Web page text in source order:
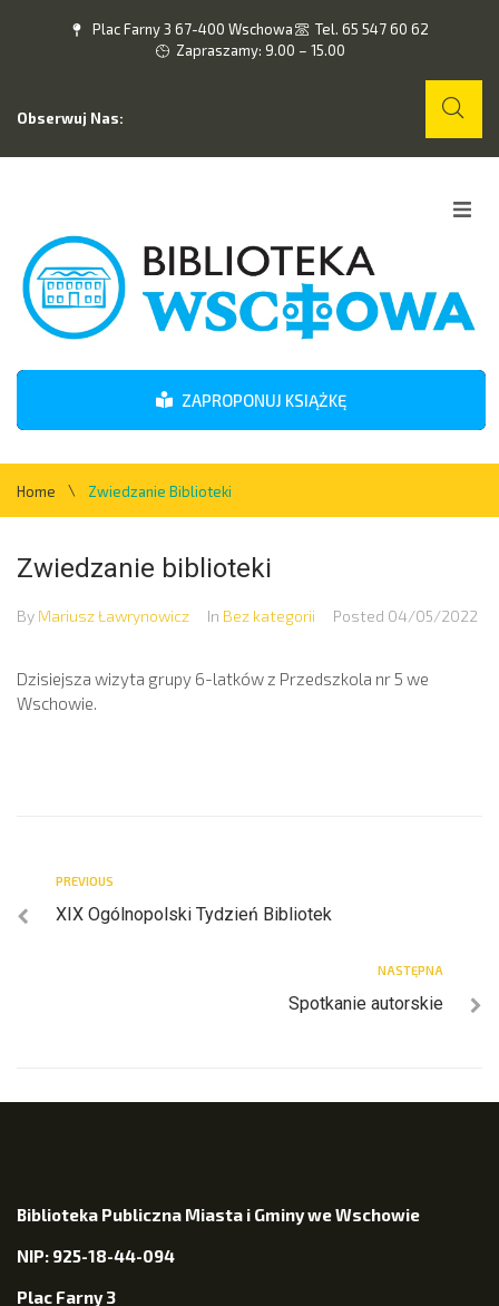
Plac Farny 3 67-400 Wschowa
Tel. 65 547 60 62
Zapraszamy: 9.00 – 15.00
Obserwuj Nas:
O nas
Wydarzenia
Kontakt
ZAPROPONUJ KSIĄŻKĘ
Home \ Zwiedzanie Biblioteki
Zwiedzanie biblioteki
By Mariusz Ławrynowicz In Bez kategorii Posted 04/05/2022
Dzisiejsza wizyta grupy 6-latków z Przedszkola nr 5 we
Wschowie.
PREVIOUS
XIX Ogólnopolski Tydzień Bibliotek
NASTĘPNA
Spotkanie autorskie
Biblioteka Publiczna Miasta i Gminy we Wschowie
NIP: 925-18-44-094
Plac Farny 3